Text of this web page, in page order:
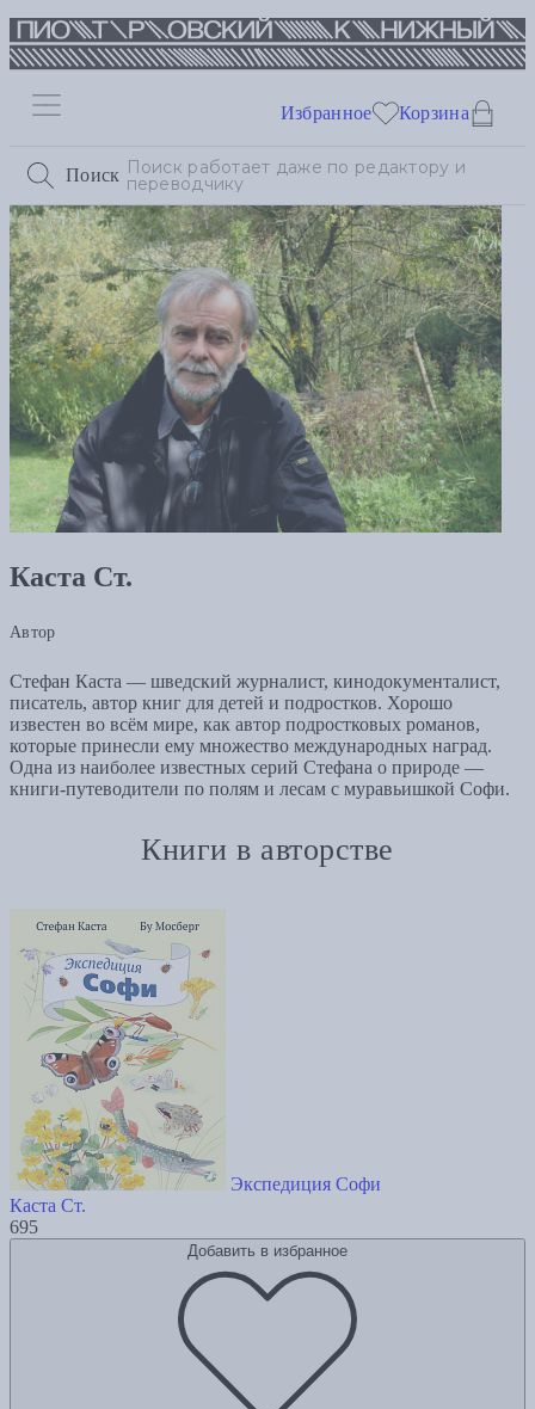
Поиск
Избранное Корзина
Каста Ст.
Автор
Стефан Каста — шведский журналист, кинодокументалист,
писатель, автор книг для детей и подростков. Хорошо
известен во всём мире, как автор подростковых романов,
которые принесли ему множество международных наград.
Одна из наиболее известных серий Стефана о природе —
книги-путеводители по полям и лесам с муравьишкой Софи.
Книги в авторстве
Экспедиция Софи
Каста Ст.
695
Добавить в избранное